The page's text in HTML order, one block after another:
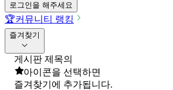
로그인을 해주세요
🏆커뮤니티 랭킹
즐겨찾기
게시판 제목의
아이콘을 선택하면
즐겨찾기에 추가됩니다.